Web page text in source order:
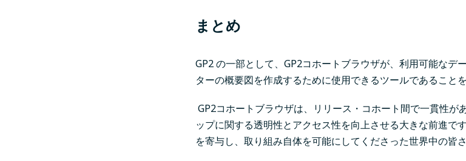
まとめ
GP2 の一部として、GP2コホートブラウザが、利用可能なデ
ターの概要図を作成するために使用できるツールであること
GP2コホートブラウザは、リリース・コホート間で一貫性が
ップに関する透明性とアクセス性を向上させる大きな前進で
を寄与し、取り組み自体を可能にしてくださった世界中の皆